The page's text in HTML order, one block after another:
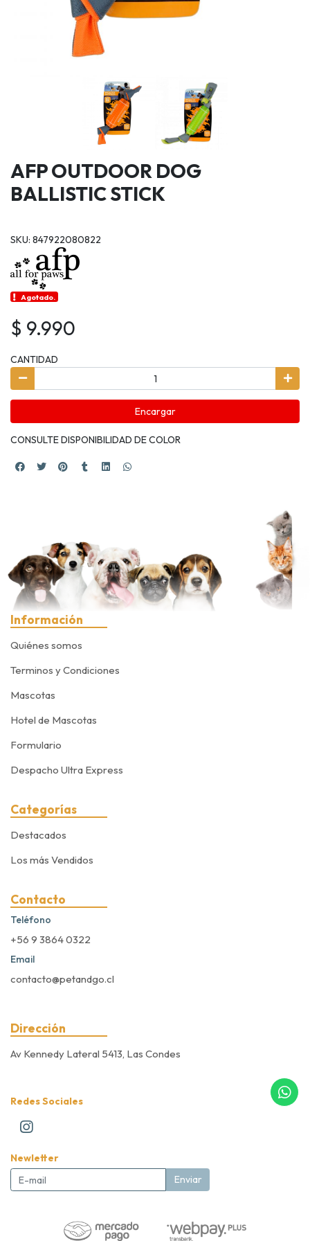
AFP OUTDOOR DOG
BALLISTIC STICK
SKU: 847922080822
Agotado.
$ 9.990
CANTIDAD
Encargar
CONSULTE DISPONIBILIDAD DE COLOR
Información
Quiénes somos
Terminos y Condiciones
Mascotas
Hotel de Mascotas
Formulario
Despacho Ultra Express
Categorías
Destacados
Los más Vendidos
Contacto
Teléfono
+56 9 3864 0322
Email
contacto@petandgo.cl
Dirección
Av Kennedy Lateral 5413, Las Condes
Redes Sociales
Newletter
Enviar